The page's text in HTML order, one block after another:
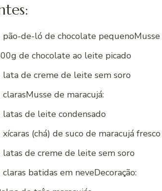
pão-de-ló de chocolate
de chocolate ao leite picado
lata de creme de leite sem soro
clarasMusse de maracujá:
latas de leite condensado
xícaras (chá) de suco de maracujá
latas de creme de leite sem soro
claras batidas em neveDecoração: